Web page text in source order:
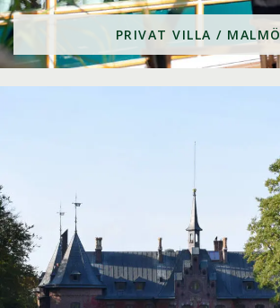
PRIVAT VILLA / MALMÖ